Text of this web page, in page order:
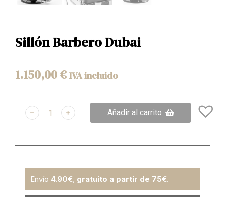
Sillón Barbero Dubai
1.150,00€ IVA incluido
﹣ ﹢ Añadir al carrito
Envío 4.90€ gratuito a partir de 75€.